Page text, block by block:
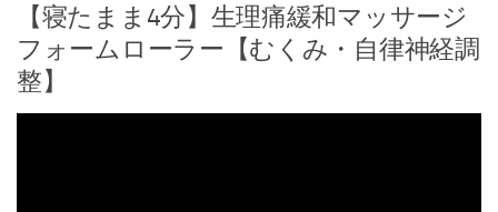
【寝たまま4分】生理痛緩和マッサージ
フォームローラー【むくみ・自律神経調
整】